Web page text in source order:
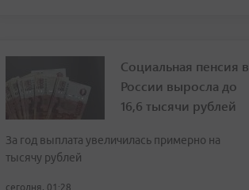
Социальная пенсия в
России выросла до
16,6 тысячи рублей
За год выплата увеличилась примерно на
тысячу рублей
сегодня, 01:28